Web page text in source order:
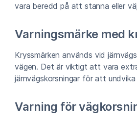
vara beredd på att stanna eller
Varningsmärke med
Kryssmärken används vid
vägen. Det är viktigt att vara
järnvägskorsningar för att
Varning för